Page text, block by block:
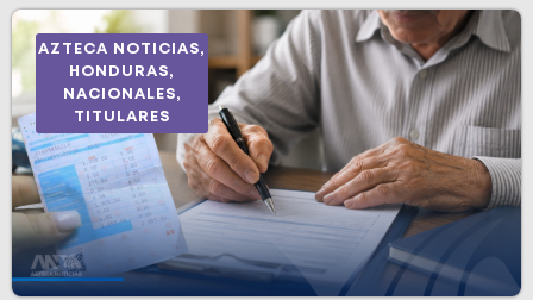
AZTECA NOTICIAS,
HONDURAS,
NACIONALES,
TITULARES